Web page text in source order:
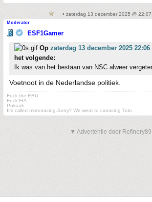
• zaterdag 13 december 2025 @ 22:07
Moderator
ESF1Gamer
Op zaterdag 13 december 2025 22:06
het volgende:
Ik was van het bestaan van NSC alweer
Voetnoot in de Nederlandse politiek.
Fuck the EBU
Fuck FIA
Pakaak
It's called motorracing.Sorry? We went to carracing Toto
▼ Advertentie door Refinery89